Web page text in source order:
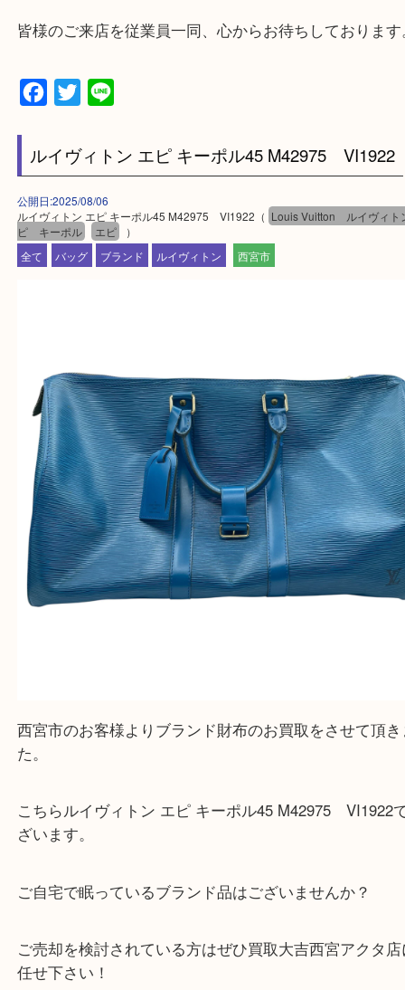
アクタ西宮の西館一階です。
★当店の特徴★
・飲食店、有名ショップがあるショッピングモール
ます。
・近隣にコインパーキングが多数あるので、お車
にも便利です。
・急な出費に対応させて頂きます♪
★出張買取の対応可能地域★
西宮市・芦屋市その他日帰り出来る範囲で承ります
しい時などにご利用下さいませ。
『大吉西宮アクタ店に来てよかった！』
と思って頂けるよう 精一杯のご案内をいたします